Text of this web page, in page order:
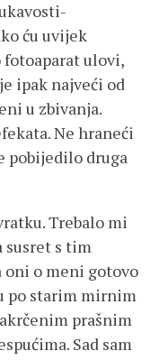
ću uvijek
ulovi,
ipak najveći od
u zbivanja.
Ne hraneći
pobijedilo druga
Trebalo mi
susret s tim
oni o meni gotovo
po starim mirnim
prašnim
Sad sam